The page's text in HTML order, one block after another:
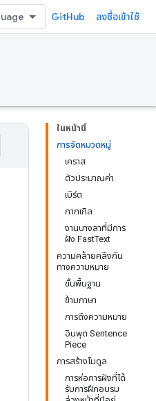
GitHub ลงชื่อเข้าใช้
ในหน้านี้
การจัดหมวดหมู่
เคราส
ตัวประมาณค่า
เบิร์ต
กากเกิล
งานบางลาที่มีการ
ฝัง FastText
ความคล้ายคลึงกัน
ทางความหมาย
ขั้นพื้นฐาน
ข้ามภาษา
การดึงความหมาย
อินพุต Sentence
Piece
การสร้างโมดูล
การห่อการฝังที่ได้
รับการฝึกอบรม